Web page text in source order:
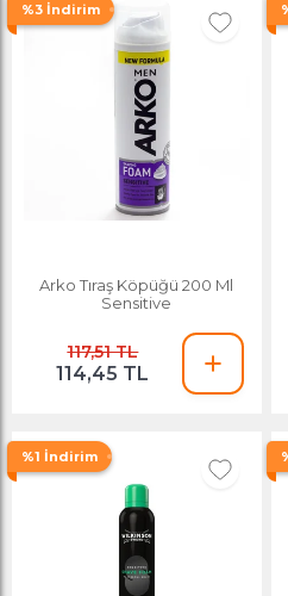
%3 İndirim
Arko Tıraş Köpüğü 200 Ml
Sensitive
117,51 TL
114,45 TL
%1 İndirim